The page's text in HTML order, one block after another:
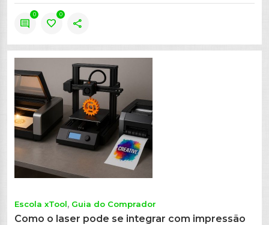
comment
0
favorite
0
share
Escola xTool Guia do Comprador
Como o laser pode se integrar com impressão